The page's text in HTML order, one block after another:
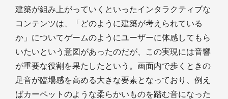
建築が組み上がっていくといったインタラクティブな
コンテンツは、「どのように建築が考えられている
か」についてゲームのようにユーザーに体感してもら
いたいという意図があったのだが、この実現には音響
が重要な役割を果たしたという。画面内で歩くときの
足音が臨場感を高める大きな要素となっており、例え
ばカーペットのような柔らかいものを踏む音になった